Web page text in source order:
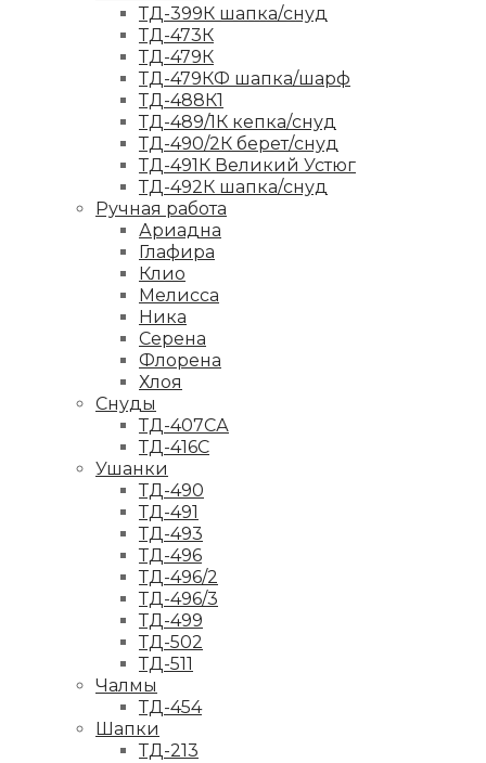
ТД-399К шапка/снуд
ТД-473К
ТД-479К
ТД-479КФ шапка/шарф
ТД-488К1
ТД-489/1К кепка/снуд
ТД-490/2К берет/снуд
ТД-491К Великий Устюг
ТД-492К шапка/снуд
Ручная работа
Ариадна
Глафира
Клио
Мелисса
Ника
Серена
Флорена
Хлоя
Снуды
ТД-407СА
ТД-416С
Ушанки
ТД-490
ТД-491
ТД-493
ТД-496
ТД-496/2
ТД-496/3
ТД-499
ТД-502
ТД-511
Чалмы
ТД-454
Шапки
ТД-213